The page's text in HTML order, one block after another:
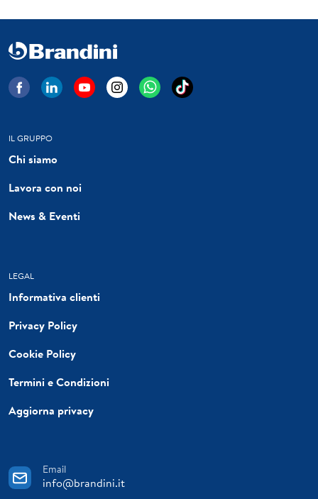
IL GRUPPO
Chi siamo
Lavora con noi
News & Eventi
LEGAL
Informativa clienti
Privacy Policy
Cookie Policy
Termini e Condizioni
Aggiorna privacy
Email
info@brandini.it